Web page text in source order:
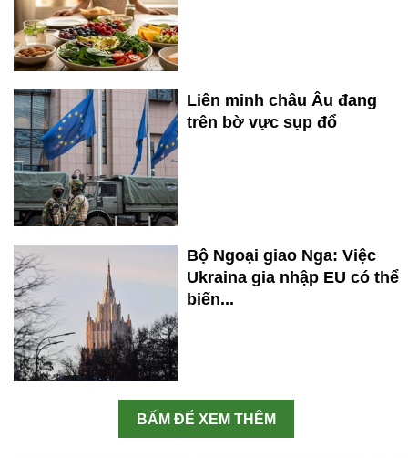
Liên minh châu Âu đang
trên bờ vực sụp đổ
Bộ Ngoại giao Nga: Việc
Ukraina gia nhập EU có thể
biến...
BẤM ĐỂ XEM THÊM